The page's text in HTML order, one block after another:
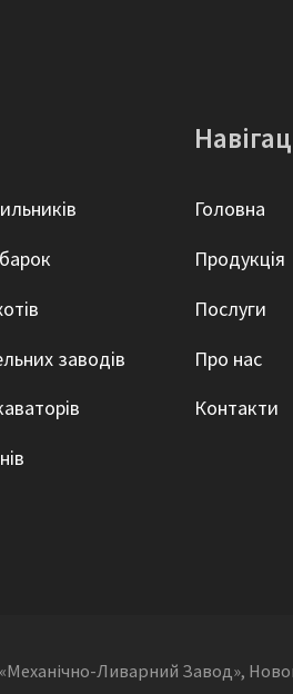
заводів
Головна
Продукція
Послуги
Про нас
Контакти
Ливарний Завод»,